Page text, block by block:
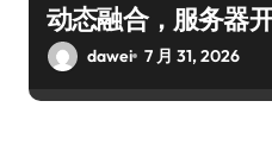
动态融合，服务器
dawei 7 月 31, 2026